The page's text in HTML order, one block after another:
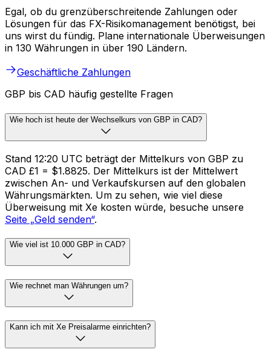
Egal, ob du grenzüberschreitende Zahlungen oder
Lösungen für das FX-Risikomanagement benötigst, bei
uns wirst du fündig. Plane internationale Überweisungen
in 130 Währungen in über 190 Ländern.
Geschäftliche Zahlungen
GBP bis CAD häufig gestellte Fragen
Wie hoch ist heute der Wechselkurs von GBP in CAD?
Stand 12:20 UTC beträgt der Mittelkurs von GBP zu
CAD £1 = $1.8825. Der Mittelkurs ist der Mittelwert
zwischen An- und Verkaufskursen auf den globalen
Währungsmärkten. Um zu sehen, wie viel diese
Überweisung mit Xe kosten würde, besuche unsere
Seite „Geld senden“.
Wie viel ist 10.000 GBP in CAD?
Wie rechnet man Währungen um?
Kann ich mit Xe Preisalarme einrichten?